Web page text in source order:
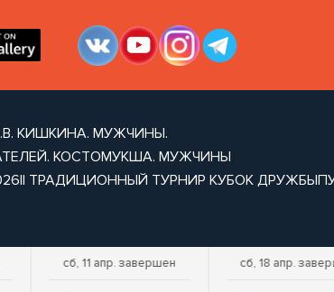
КИШКИНА. МУЖЧИНЫ.
КОСТОМУКША. МУЖЧИНЫ
II ТРАДИЦИОННЫЙ ТУРНИР КУБОК ДРУЖБЫ
сб, 11 апр. завершен сб, 18 апр.